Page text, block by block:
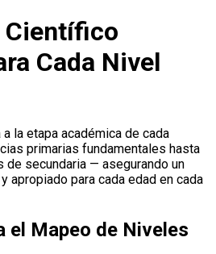
Científico
Cada Nivel
la etapa académica de cada
primarias fundamentales hasta
de secundaria — asegurando un
apropiado para cada edad en cada
el Mapeo de Niveles